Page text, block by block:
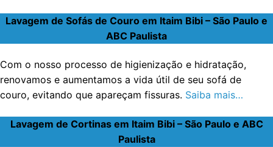
Lavagem de Sofás de Couro em Itaim Bibi – São Paulo e
ABC Paulista
Com o nosso processo de higienização e hidratação,
renovamos e aumentamos a vida útil de seu sofá de
couro, evitando que apareçam fissuras. Saiba mais…
Lavagem de Cortinas em Itaim Bibi – São Paulo e ABC
Paulista